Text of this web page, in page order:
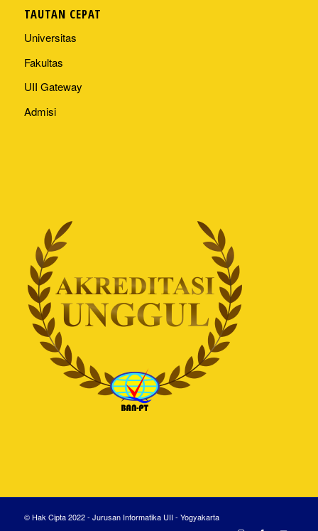
TAUTAN CEPAT
Universitas
Fakultas
UII Gateway
Admisi
© Hak Cipta 2022 - Jurusan Informatika UII - Yogyakarta